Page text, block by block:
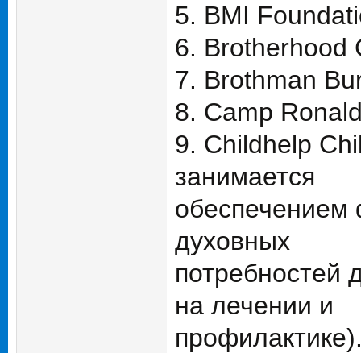
5. BMI
6. Brotherhood
7. Brothman
8. Camp
9. Childhelp
занимается
обеспечением
духовных
потребностей
на лечении и